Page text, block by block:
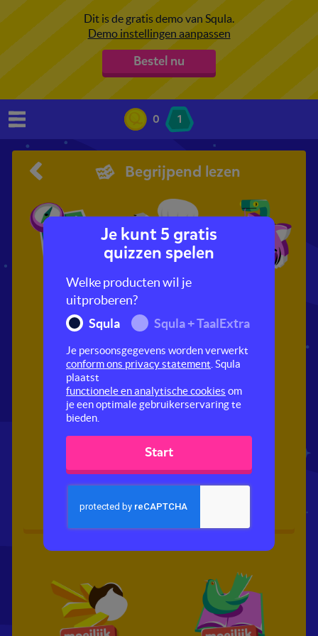
Dit is de gratis demo van Squla.
Demo instellingen aanpassen
Bestel nu
0 1
Begrijpend lezen
Reizen Beroepen
Je kunt 5 gratis
quizzen spelen
Welke producten wil je
uitproberen?
Squla
Squla + TaalExtra
Je persoonsgegevens worden verwerkt
conform ons privacy statement . Squla
plaatst
functionele en analytische cookies om
je een optimale gebruikerservaring te
bieden.
Start